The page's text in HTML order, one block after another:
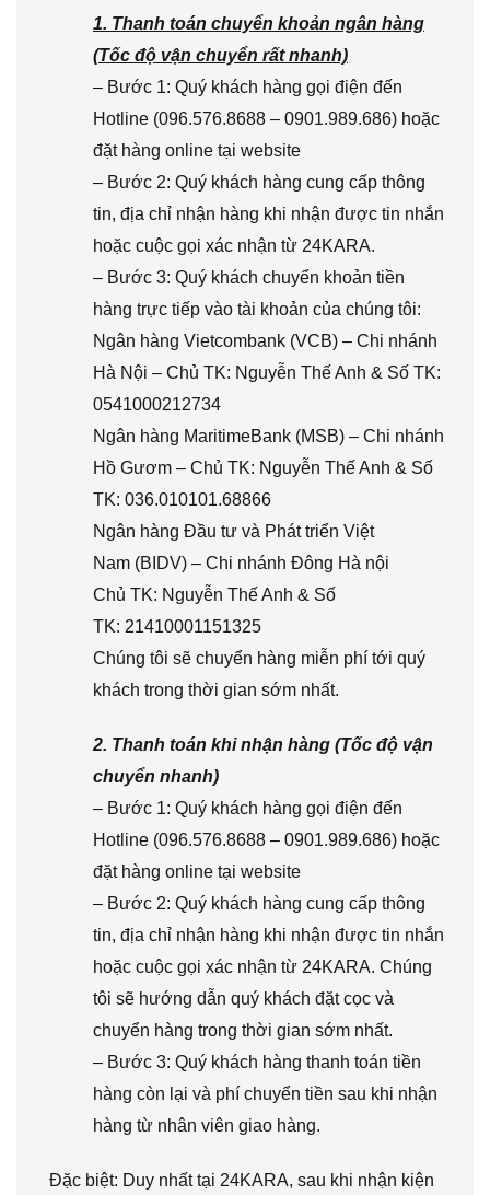
1. Thanh toán chuyển khoản ngân hàng
(Tốc độ vận chuyển rất nhanh)
– Bước 1: Quý khách hàng gọi điện đến
Hotline (096.576.8688 – 0901.989.686) hoặc
đặt hàng online tại website
– Bước 2: Quý khách hàng cung cấp thông
tin, địa chỉ nhận hàng khi nhận được tin nhắn
hoặc cuộc gọi xác nhận từ 24KARA.
– Bước 3: Quý khách chuyển khoản tiền
hàng trực tiếp vào tài khoản của chúng tôi:
Ngân hàng Vietcombank (VCB) – Chi nhánh
Hà Nội – Chủ TK: Nguyễn Thế Anh & Số TK:
0541000212734
Ngân hàng MaritimeBank (MSB) – Chi nhánh
Hồ Gươm – Chủ TK: Nguyễn Thế Anh & Số
TK: 036.010101.68866
Ngân hàng Đầu tư và Phát triển Việt
Nam (BIDV) – Chi nhánh Đông Hà nội
Chủ TK: Nguyễn Thế Anh & Số
TK: 21410001151325
Chúng tôi sẽ chuyển hàng miễn phí tới quý
khách trong thời gian sớm nhất.
2. Thanh toán khi nhận hàng (Tốc độ vận
chuyển nhanh)
– Bước 1: Quý khách hàng gọi điện đến
Hotline (096.576.8688 – 0901.989.686) hoặc
đặt hàng online tại website
– Bước 2: Quý khách hàng cung cấp thông
tin, địa chỉ nhận hàng khi nhận được tin nhắn
hoặc cuộc gọi xác nhận từ 24KARA. Chúng
tôi sẽ hướng dẫn quý khách đặt cọc và
chuyển hàng trong thời gian sớm nhất.
– Bước 3: Quý khách hàng thanh toán tiền
hàng còn lại và phí chuyển tiền sau khi nhận
hàng từ nhân viên giao hàng.
Đặc biệt: Duy nhất tại 24KARA, sau khi nhận kiện